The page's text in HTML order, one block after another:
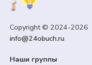
Продавец:24obuch.ru
Copyright © 2024-
info@24obuch.ru
Наши группы